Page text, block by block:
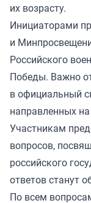
их возрасту.
Инициаторами
и
Российского
Победы. Важно
в официальный
направленных
Участникам
вопросов,
российского
ответов станут
По всем